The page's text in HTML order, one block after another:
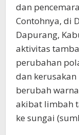
dan
Contohnya, di
Dapurang,
aktivitas
perubahan
dan
berubah
akibat limbah
ke sungai